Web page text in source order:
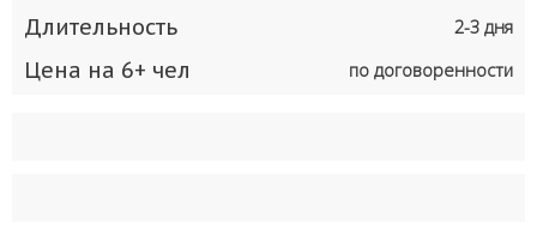
Длительность 2-3 дня
Цена на 6+ чел по договоренности
Перезвоните мне